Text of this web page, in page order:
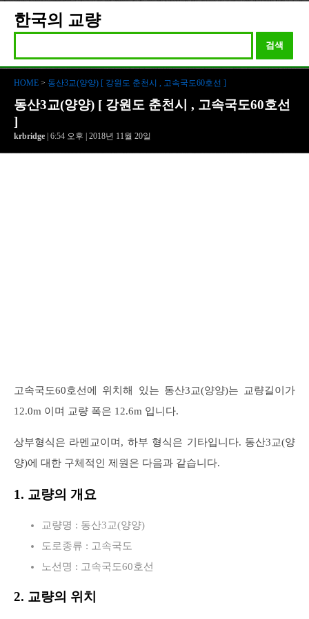
한국의 교량
검색
HOME > 동산3교(양양) [ 강원도 춘천시 , 고속국도60호선 ]
동산3교(양양) [ 강원도 춘천시 , 고속국도60호선
]
krbridge | 6:54 오후 | 2018년 11월 20일
고속국도60호선에 위치해 있는 동산3교(양양)는 교량길이가
12.0m 이며 교량 폭은 12.6m 입니다.
상부형식은 라멘교이며, 하부 형식은 기타입니다. 동산3교(양
양)에 대한 구체적인 제원은 다음과 같습니다.
1. 교량의 개요
교량명 : 동산3교(양양)
도로종류 : 고속국도
노선명 : 고속국도60호선
2. 교량의 위치